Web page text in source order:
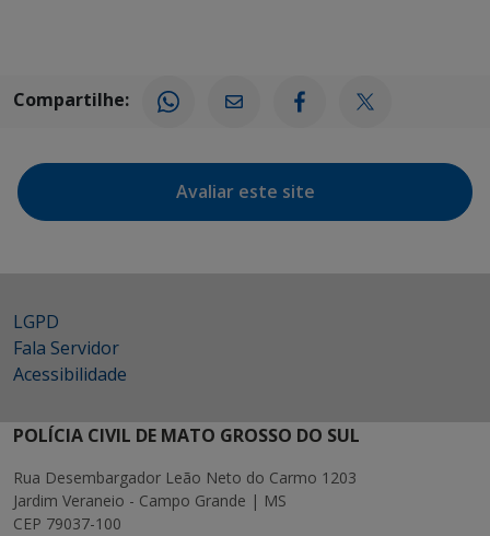
Compartilhe:
Avaliar este site
LGPD
Fala Servidor
Acessibilidade
POLÍCIA CIVIL DE MATO GROSSO DO SUL
Rua Desembargador Leão Neto do Carmo 1203
Jardim Veraneio - Campo Grande | MS
CEP 79037-100